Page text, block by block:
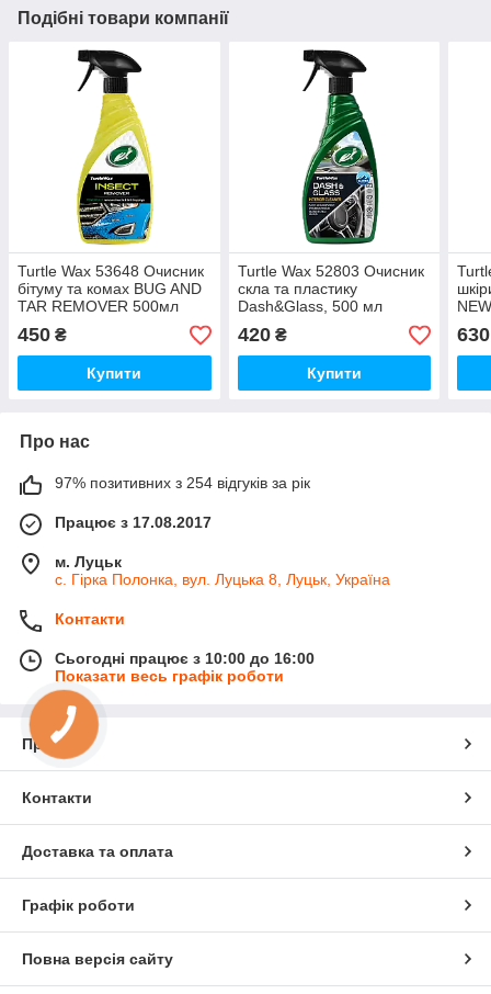
Подібні товари компанії
Turtle Wax 53648 Очисник
бітуму та комах BUG AND
TAR REMOVER 500мл
450 ₴
Купити
Turtle Wax 52803 Очисник
скла та пластику
Dash&Glass, 500 мл
420₴
Купити
630
Про нас
97% позитивних з 254 відгуків за рік
Працює з 17.08.2017
м. Луцьк
с. Гірка Полонка, вул. Луцька 8, Луцьк, Україна
Контакти
Сьогодні працює з 10:00 до 16:00
Показати весь графік роботи
Про нас
Контакти
Доставка та оплата
Графік роботи
Повна версія сайту